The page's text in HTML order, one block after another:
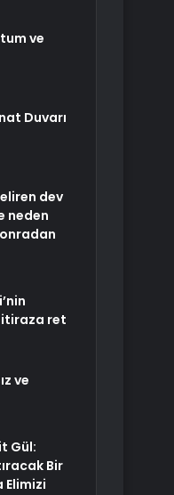
ve
Duvarı
dev
neden
ret
ve
Gül:
Bir
Elimizi